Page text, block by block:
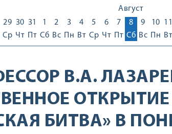
Август
29
Ср
30
Чт
31
Пт
1
Сб
2
Вс
3
Пн
4
Вт
5
Ср
6
Чт
7
Пт
8
Сб
9
Вс
10
Пн
11
Вт
В.А.
ОТКРЫТИЕ
БИТВА» В